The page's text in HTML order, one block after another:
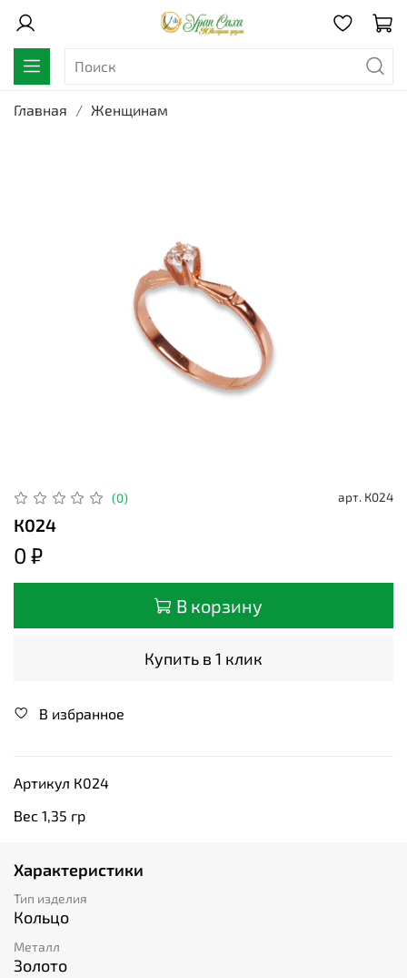
Главная Женщинам
(0) арт. К024
К024
0 ₽
В корзину
Купить в 1 клик
В избранное
Артикул К024
Вес 1,35 гр
Характеристики
Тип изделия
Кольцо
Металл
Золото